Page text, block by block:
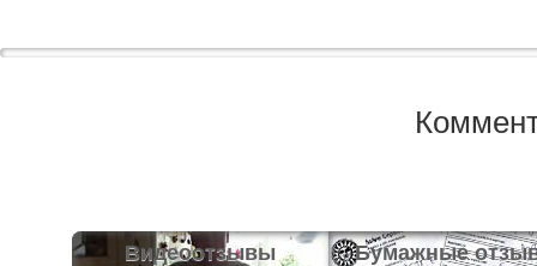
Видеоотзывы Бумажные